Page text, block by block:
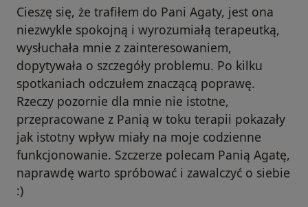
Cieszę się, że trafiłem do Pani Agaty, jest ona
niezwykle spokojną i wyrozumiałą terapeutką,
wysłuchała mnie z zainteresowaniem,
dopytywała o szczegóły problemu. Po kilku
spotkaniach odczułem znaczącą poprawę.
Rzeczy pozornie dla mnie nie istotne,
przepracowane z Panią w toku terapii pokazały
jak istotny wpływ miały na moje codzienne
funkcjonowanie. Szczerze polecam Panią Agatę,
naprawdę warto spróbować i zawalczyć o siebie
:)